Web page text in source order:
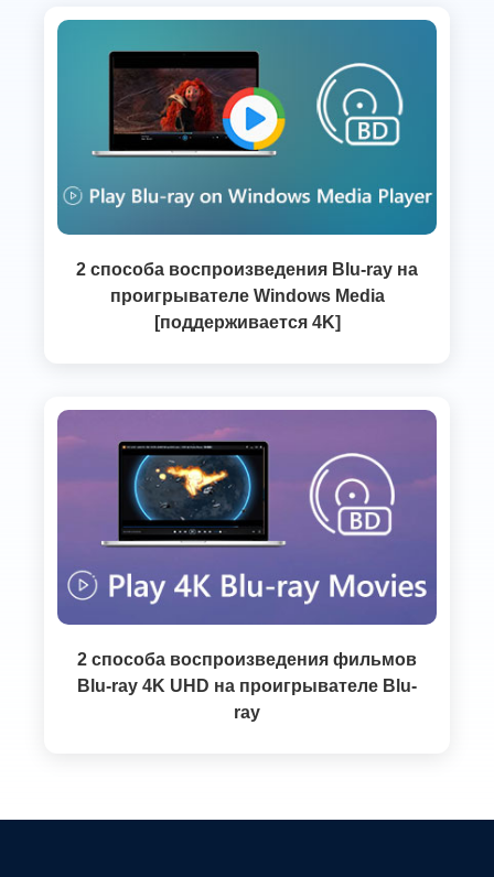
2 способа воспроизведения Blu-ray на
проигрывателе Windows Media
[поддерживается 4K]
2 способа воспроизведения фильмов
Blu-ray 4K UHD на проигрывателе Blu-
ray